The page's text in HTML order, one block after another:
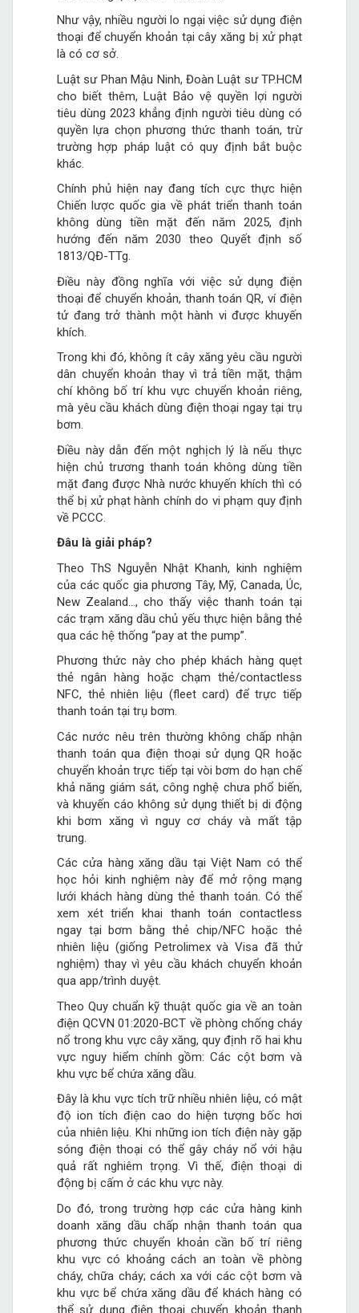
Như vậy, nhiều người lo ngại việc sử dụng điện
thoại để chuyển khoản tại cây xăng bị xử phạt
là có cơ sở.
Luật sư Phan Mậu Ninh, Đoàn Luật sư TP.HCM
cho biết thêm, Luật Bảo vệ quyền lợi người
tiêu dùng 2023 khẳng định người tiêu dùng có
quyền lựa chọn phương thức thanh toán, trừ
trường hợp pháp luật có quy định bắt buộc
khác.
Chính phủ hiện nay đang tích cực thực hiện
Chiến lược quốc gia về phát triển thanh toán
không dùng tiền mặt đến năm 2025, định
hướng đến năm 2030 theo Quyết định số
1813/QĐ-TTg.
Điều này đồng nghĩa với việc sử dụng điện
thoại để chuyển khoản, thanh toán QR, ví điện
tử đang trở thành một hành vi được khuyến
khích.
Trong khi đó, không ít cây xăng yêu cầu người
dân chuyển khoản thay vì trả tiền mặt, thậm
chí không bố trí khu vực chuyển khoản riêng,
mà yêu cầu khách dùng điện thoại ngay tại trụ
bơm.
Điều này dẫn đến một nghịch lý là nếu thực
hiện chủ trương thanh toán không dùng tiền
mặt đang được Nhà nước khuyến khích thì có
thể bị xử phạt hành chính do vi phạm quy định
về PCCC.
Đâu là giải pháp?
Theo ThS Nguyễn Nhật Khanh, kinh nghiệm
của các quốc gia phương Tây, Mỹ, Canada, Úc,
New Zealand…, cho thấy việc thanh toán tại
các trạm xăng dầu chủ yếu thực hiện bằng thẻ
qua các hệ thống “pay at the pump”.
Phương thức này cho phép khách hàng quẹt
thẻ ngân hàng hoặc chạm thẻ/contactless
NFC, thẻ nhiên liệu (fleet card) để trực tiếp
thanh toán tại trụ bơm.
Các nước nêu trên thường không chấp nhận
thanh toán qua điện thoại sử dụng QR hoặc
chuyển khoản trực tiếp tại vòi bơm do hạn chế
khả năng giám sát, công nghệ chưa phổ biến,
và khuyến cáo không sử dụng thiết bị di động
khi bơm xăng vì nguy cơ cháy và mất tập
trung.
Các cửa hàng xăng dầu tại Việt Nam có thể
học hỏi kinh nghiệm này để mở rộng mạng
lưới khách hàng dùng thẻ thanh toán. Có thể
xem xét triển khai thanh toán contactless
ngay tại bơm bằng thẻ chip/NFC hoặc thẻ
nhiên liệu (giống Petrolimex và Visa đã thử
nghiệm) thay vì yêu cầu khách chuyển khoản
qua app/trình duyệt.
Theo Quy chuẩn kỹ thuật quốc gia về an toàn
điện QCVN 01:2020-BCT về phòng chống cháy
nổ trong khu vực cây xăng, quy định rõ hai khu
vực nguy hiểm chính gồm: Các cột bơm và
khu vực bể chứa xăng dầu.
Đây là khu vực tích trữ nhiều nhiên liệu, có mật
độ ion tích điện cao do hiện tượng bốc hơi
của nhiên liệu. Khi những ion tích điện này gặp
sóng điện thoại có thể gây cháy nổ với hậu
quả rất nghiêm trọng. Vì thế, điện thoại di
động bị cấm ở các khu vực này.
Do đó, trong trường hợp các cửa hàng kinh
doanh xăng dầu chấp nhận thanh toán qua
phương thức chuyển khoản cần bố trí riêng
khu vực có khoảng cách an toàn về phòng
cháy, chữa cháy; cách xa với các cột bơm và
khu vực bể chứa xăng dầu để khách hàng có
thể sử dụng điện thoại chuyển khoản thanh